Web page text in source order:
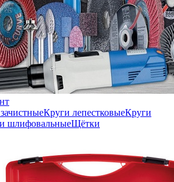
Круги лепестковыеКруги
шлифовальныеЩётки